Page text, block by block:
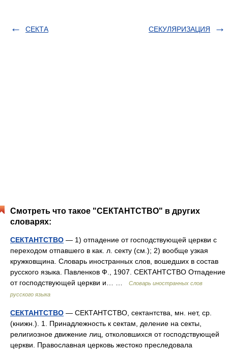
СЕКТА СЕКУЛЯРИЗАЦИЯ
Смотреть что такое "СЕКТАНТСТВО" в других
словарях:
СЕКТАНТСТВО — 1) отпадение от господствующей церкви с
переходом отпавшего в как. л. секту (см.); 2) вообще узкая
кружковщина. Словарь иностранных слов, вошедших в состав
русского языка. Павленков Ф., 1907. СЕКТАНТСТВО Отпадение
от господствующей церкви и… …
Словарь иностранных слов
русского языка
СЕКТАНТСТВО — СЕКТАНТСТВО, сектантства, мн. нет, ср.
(книжн.). 1. Принадлежность к сектам, деление на секты,
религиозное движение лиц, отколовшихся от господствующей
церкви. Православная церковь жестоко преследовала